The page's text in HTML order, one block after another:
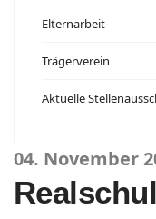
Elternarbeit
Trägerverein
Aktuelle
04. November